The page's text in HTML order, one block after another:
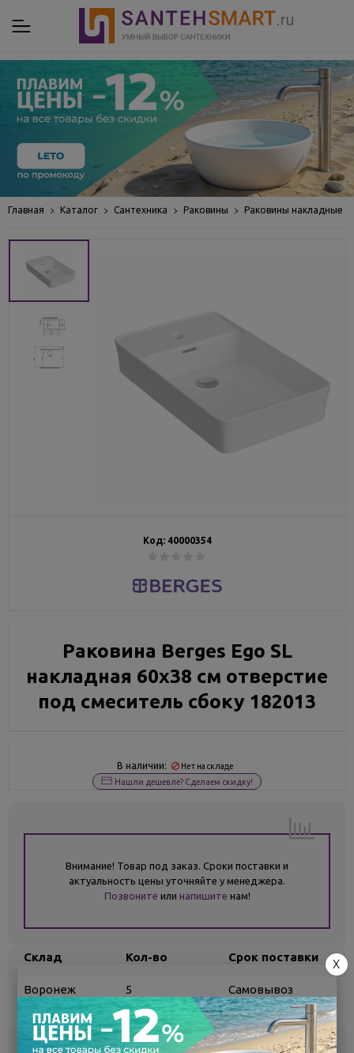
Главная Каталог Сантехника Раковины Раковины накладные
Код: 40000354
Раковина Berges Ego SL
накладная 60x38 см отверстие
под смеситель сбоку 182013
В наличии: Нет на складе
Нашли дешевле? Сделаем скидку!
Внимание! Товар под заказ. Сроки поставки и
актуальность цены уточняйте у менеджера.
Позвоните или напишите нам!
Склад Кол-во Срок поставки
Воронеж 5
Самовывоз
сегодня
Белгород под заказ 3 - 7 дней
X